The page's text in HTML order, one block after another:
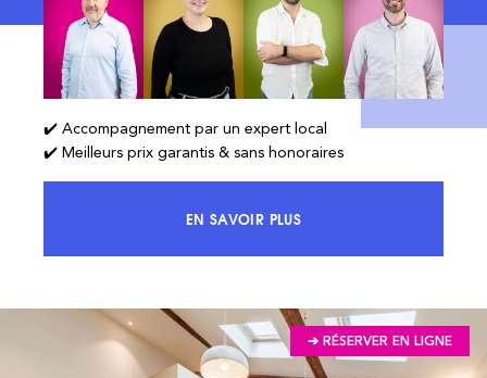
✔️ Accompagnement par un expert local
✔️ Meilleurs prix garantis & sans honoraires
EN SAVOIR PLUSACCÉDEZ À 100% DU MARCHÉ ET
➔ RÉSERVER EN LIGNE